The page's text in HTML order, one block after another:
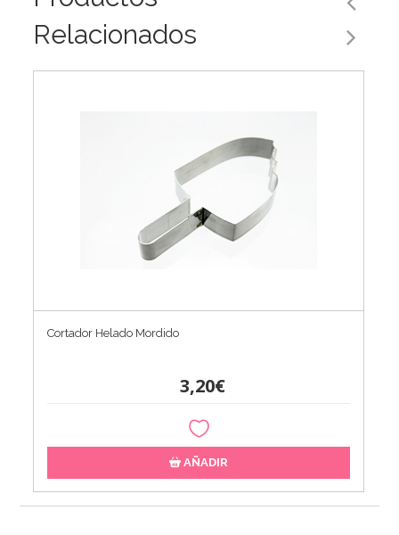
Relacionados
Cortador Helado Mordido
3,20€
AÑADIR